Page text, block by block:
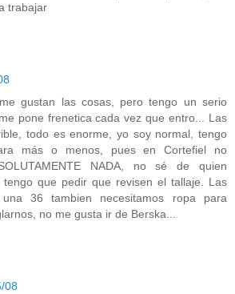
trabajar
gustan las cosas, pero tengo un serio
pone frenetica cada vez que entro... Las
todo es enorme, yo soy normal, tengo
más o menos, pues en Cortefiel no
NADA, no sé de quien
tengo que pedir que revisen el tallaje. Las
36 tambien necesitamos ropa para
no me gusta ir de Berska...
08